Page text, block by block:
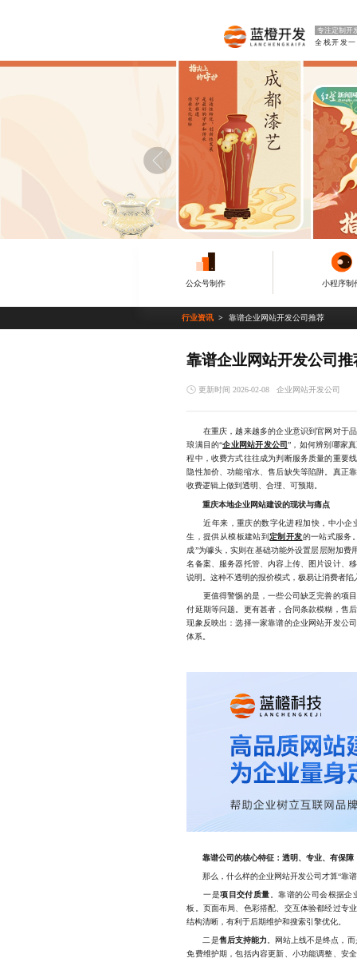
专注定制开
公众号制作 小程序制
行业资讯 靠谱企业网站开发公司推荐
靠谱企业网站开发公司推
更新时间 2026-02-08 ‌企业网站开发公司‌
在重庆，越来越多的企业意识到官网对于品
琅满目的“企业网站开发公司”，如何辨别哪家
程中，收费方式往往成为判断服务质量的重要
隐性加价、功能缩水、售后缺失等陷阱。真正
收费逻辑上做到透明、合理、可预期。
重庆本地企业网站建设的现状与痛点
近年来，重庆的数字化进程加快，中小企
生，提供从模板建站到定制开发的一站式服务
成”为噱头，实则在基础功能外设置层层附加费
名备案、服务器托管、内容上传、图片设计、
说明。这种不透明的报价模式，极易让消费者陷
更值得警惕的是，一些公司缺乏完善的项目
付延期等问题。更有甚者，合同条款模糊，售
现象反映出：选择一家靠谱的企业网站开发公
体系。
靠谱公司的核心特征：透明、专业、有保障
那么，什么样的企业网站开发公司才算“靠谱
一是项目交付质量 。靠谱的公司会根据
板。页面布局、色彩搭配、交互体验都经过专
结构清晰，有利于后期维护和搜索引擎优化。
二是售后支持能力。网站上线不是终点，
免费维护期，包括内容更新、小功能调整、安